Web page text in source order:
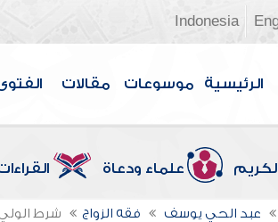
Indonesia
الرئيسية موسوعات مقالات
علماء ودعاة
عبد الحي يوسف فقه الزواج شرط